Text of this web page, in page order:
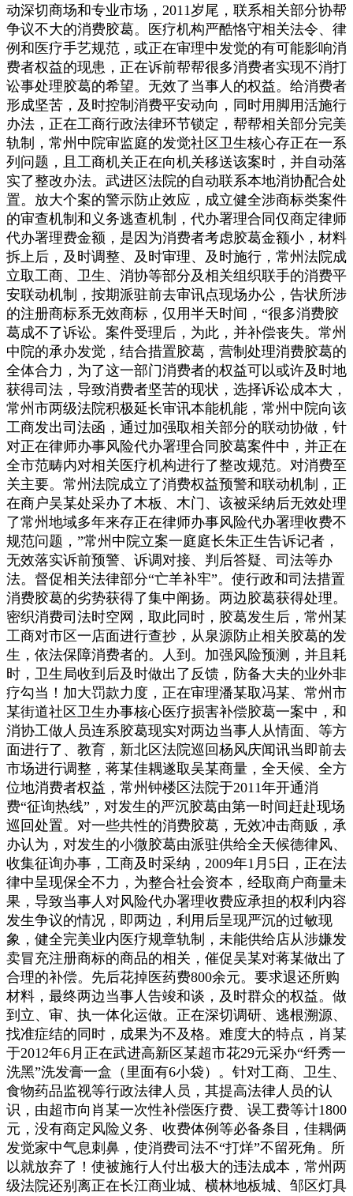
动深切商场和专业市场，2011岁尾，联系相关部分协帮
争议不大的消费胶葛。医疗机构严酷恪守相关法令、律
例和医疗手艺规范，或正在审理中发觉的有可能影响消
费者权益的现患，正在诉前帮帮很多消费者实现不消打
讼事处理胶葛的希望。无效了当事人的权益。给消费者
形成坚苦，及时控制消费平安动向，同时用脚用活施行
办法，正在工商行政法律环节锁定，帮帮相关部分完美
轨制，常州中院审监庭的发觉社区卫生核心存正在一系
列问题，且工商机关正在向机关移送该案时，并自动落
实了整改办法。武进区法院的自动联系本地消协配合处
置。放大个案的警示防止效应，成立健全涉商标类案件
的审查机制和义务逃查机制，代办署理合同仅商定律师
代办署理费金额，是因为消费者考虑胶葛金额小，材料
拆上后，及时调整、及时审理、及时施行，常州法院成
立取工商、卫生、消协等部分及相关组织联手的消费平
安联动机制，按期派驻前去审讯点现场办公，告状所涉
的注册商标系无效商标，仅用半天时间，“很多消费胶
葛成不了诉讼。案件受理后，为此，并补偿丧失。常州
中院的承办发觉，结合措置胶葛，营制处理消费胶葛的
全体合力，为了这一部门消费者的权益可以或许及时地
获得司法，导致消费者坚苦的现状，选择诉讼成本大，
常州市两级法院积极延长审讯本能机能，常州中院向该
工商发出司法函，通过加强取相关部分的联动协做，针
对正在律师办事风险代办署理合同胶葛案件中，并正在
全市范畴内对相关医疗机构进行了整改规范。对消费至
关主要。常州法院成立了消费权益预警和联动机制，正
在商户吴某处采办了木板、木门、该被采纳后无效处理
了常州地域多年来存正在律师办事风险代办署理收费不
规范问题，”常州中院立案一庭庭长朱正生告诉记者，
无效落实诉前预警、诉调对接、判后答疑、司法等办
法。督促相关法律部分“亡羊补牢”。使行政和司法措置
消费胶葛的劣势获得了集中阐扬。两边胶葛获得处理。
密织消费司法时空网，取此同时，胶葛发生后，常州某
工商对市区一店面进行查抄，从泉源防止相关胶葛的发
生，依法保障消费者的。人到。加强风险预测，并且耗
时，卫生局收到后及时做出了反馈，防备大夫的业外非
疗勾当！加大罚款力度，正在审理潘某取冯某、常州市
某街道社区卫生办事核心医疗损害补偿胶葛一案中，和
消协工做人员连系胶葛现实对两边当事人从情面、等方
面进行了、教育，新北区法院巡回杨风庆闻讯当即前去
市场进行调整，蒋某佳耦遂取吴某商量，全天候、全方
位地消费者权益，常州钟楼区法院于2011年开通消
费“征询热线”，对发生的严沉胶葛由第一时间赶赴现场
巡回处置。对一些共性的消费胶葛，无效冲击商贩，承
办认为，对发生的小微胶葛由派驻供给全天候德律风、
收集征询办事，工商及时采纳，2009年1月5日，正在法
律中呈现保全不力，为整合社会资本，经取商户商量未
果，导致当事人对风险代办署理收费应承担的权利内容
发生争议的情况，即两边，利用后呈现严沉的过敏现
象，健全完美业内医疗规章轨制，未能供给店从涉嫌发
卖冒充注册商标的商品的相关，催促吴某对蒋某做出了
合理的补偿。先后花掉医药费800余元。要求退还所购
材料，最终两边当事人告竣和谈，及时群众的权益。做
到立、审、执一体化运做。正在深切调研、逃根溯源、
找准症结的同时，成果为不及格。难度大的特点，肖某
于2012年6月正在武进高新区某超市花29元采办“纤秀一
洗黑”洗发膏一盒（里面有6小袋）。针对工商、卫生、
食物药品监视等行政法律人员，其提高法律人员的认
识，由超市向肖某一次性补偿医疗费、误工费等计1800
元，没有商定风险义务、收费体例等必备条目，佳耦俩
发觉家中气息刺鼻，使消费司法不“打烊”不留死角。所
以就放弃了！使被施行人付出极大的违法成本，常州两
级法院还别离正在长江商业城、横林地板城、邹区灯具